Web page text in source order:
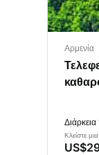
Αρμενία
Κλείστε